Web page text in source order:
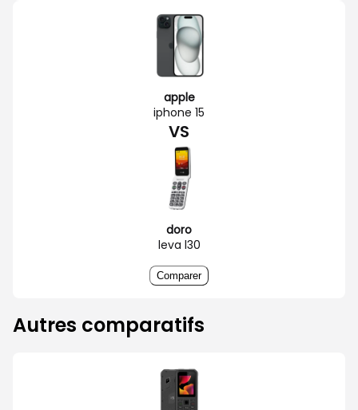
apple
iphone 15
VS
doro
leva l30
Comparer
Autres comparatifs